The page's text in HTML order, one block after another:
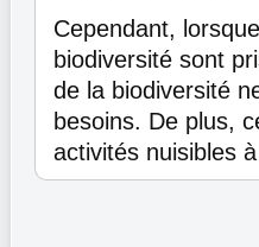
Cependant,
biodiversité sont
de la biodiversité
besoins. De plus,
activités nuisibles